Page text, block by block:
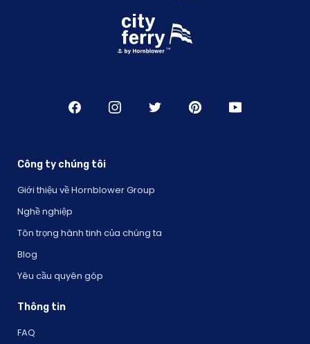
Công ty chúng tôi
Giới thiệu về Hornblower Group
Nghề nghiệp
Tôn trọng hành tinh của chúng ta
Blog
Yêu cầu quyên góp
Thông tin
FAQ